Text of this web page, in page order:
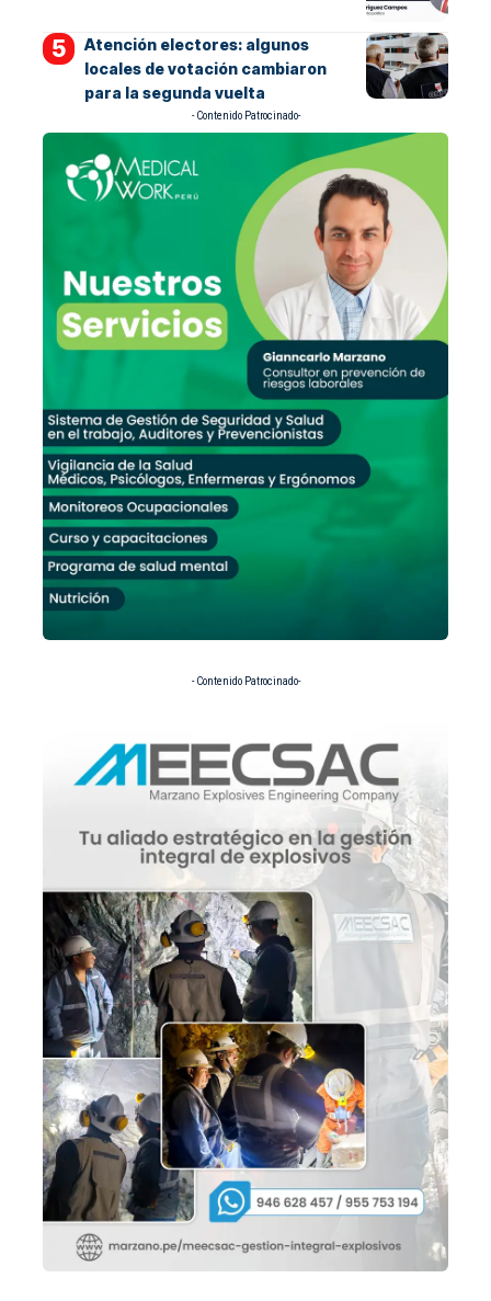
Atención electores: algunos
locales de votación cambiaron
para la segunda vuelta
- Contenido Patrocinado-
- Contenido Patrocinado-